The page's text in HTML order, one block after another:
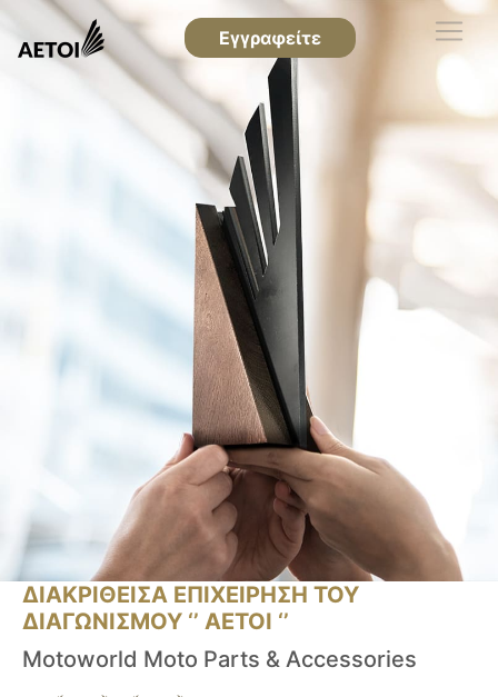
Εγγραφείτε
ΔΙΑΚΡΙΘΕΙΣΑ ΕΠΙΧΕΙΡΗΣΗ ΤΟΥ
ΔΙΑΓΩΝΙΣΜΟΥ ‘’ ΑΕΤΟΙ ‘’
Motoworld Moto Parts & Accessories